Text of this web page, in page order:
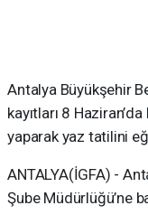
Antalya Büyükşehir
kayıtları 8
yaparak yaz tatilini
ANTALYA(İGFA) -
Şube Müdürlüğü’ne